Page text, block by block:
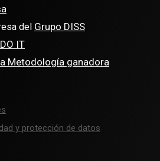
del Grupo DISS
DO IT
Metodología ganadora
y protección de datos